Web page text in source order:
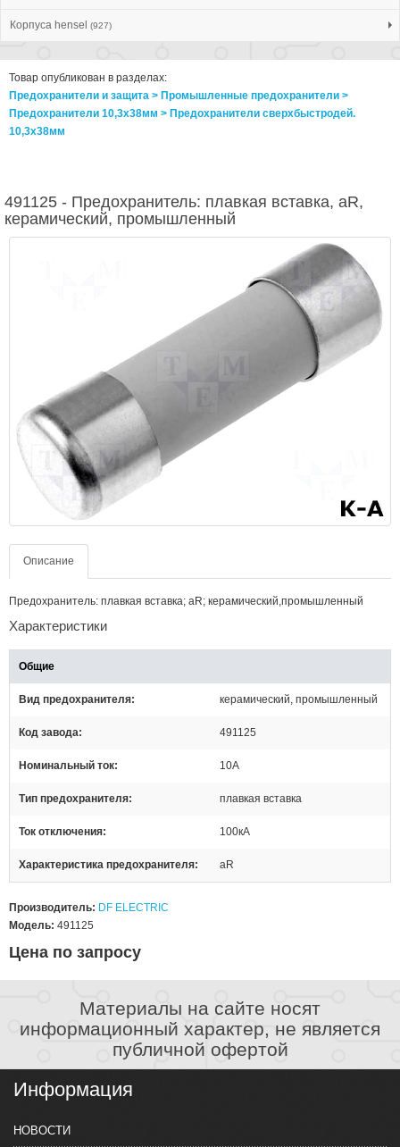
Корпуса hensel (927)
Товар опубликован в разделах:
Предохранители и защита > Промышленные предохранители >
Предохранители 10,3x38мм > Предохранители сверхбыстродей.
10,3x38мм
491125 - Предохранитель: плавкая вставка, aR,
керамический, промышленный
Описание
Предохранитель: плавкая вставка; aR; керамический,промышленный
Характеристики
Общие
Вид предохранителя керамический, промышленный
Код завода 491125
Номинальный ток 10А
Тип предохранителя плавкая вставка
Ток отключения 100кА
Характеристика предохранителя aR
Производитель: DF ELECTRIC
Модель: 491125
Цена по запросу
Материалы на сайте носят
информационный характер, не является
публичной офертой
Информация
НОВОСТИ